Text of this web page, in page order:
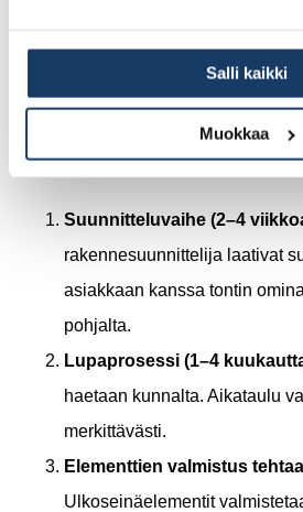
Salli kaikki
Muokkaa
Kokonaisaikataulu suunnittelun
on tyypillisesti 9–12 kuukautta, ja
kunnan rakennuslupakäsittelyn
laskettuna muuttovalmis talo
Suunnitteluvaihe (2–4
rakennesuunnittelija laativat
asiakkaan kanssa tontin
pohjalta.
Lupaprosessi (1–4
haetaan kunnalta. Aikataulu
merkittävästi.
Elementtien valmistus
Ulkoseinäelementit